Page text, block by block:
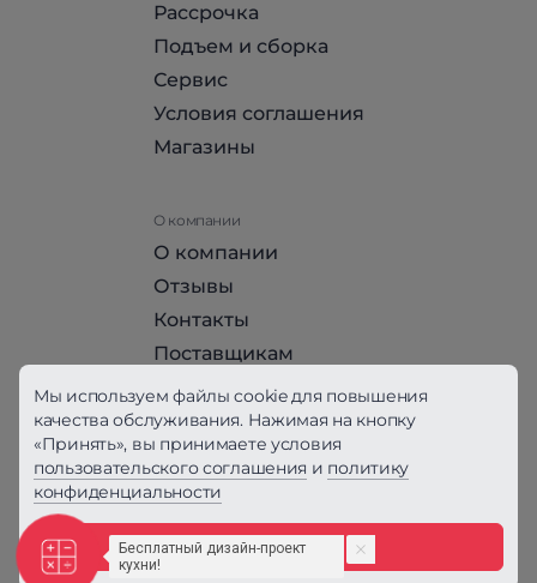
Рассрочка
Подъем и сборка
Сервис
Условия соглашения
Магазины
О компании
О компании
Отзывы
Контакты
Поставщикам
Стать партнером HomeHit
Политика конфиденциальности
Вся информация на сайте, за исключением
офертой, определяемой положениями ст. 437
ГК РФ
Мы используем файлы cookie для повышения
качества обслуживания. Нажимая на кнопку
«Принять», вы принимаете условия
пользовательского соглашения и политику
конфиденциальности
Принять